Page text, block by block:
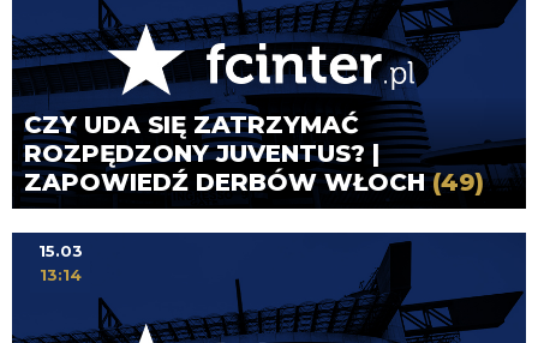
CZY UDA SIĘ ZATRZYMAĆ
ROZPĘDZONY JUVENTUS? |
ZAPOWIEDŹ DERBÓW WŁOCH(49)
15.03
13:14